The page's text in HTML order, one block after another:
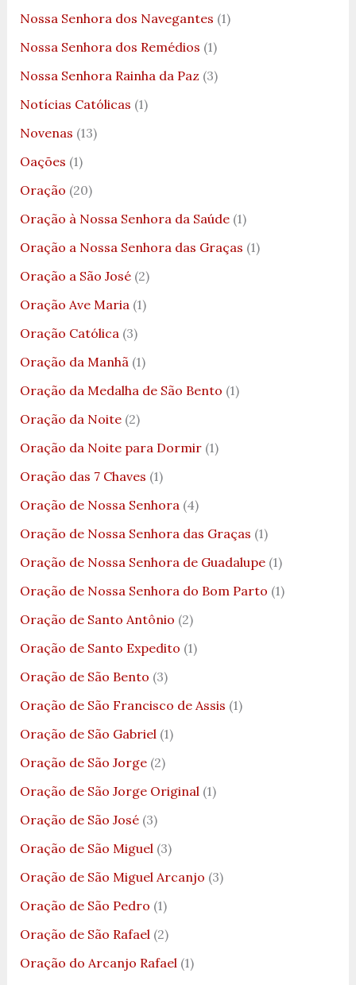
Nossa Senhora dos Navegantes (1)
Nossa Senhora dos Remédios (1)
Nossa Senhora Rainha da Paz (3)
Notícias Católicas (1)
Novenas (13)
Oações (1)
Oração (20)
Oração à Nossa Senhora da Saúde(1)
Oração a Nossa Senhora das Graças (1)
Oração a São José(2)
Oração Ave Maria(1)
Oração Católica(3)
Oração da Manhã(1)
Oração da Medalha de São Bento (1)
Oração da Noite(2)
Oração da Noite para Dormir(1)
Oração das 7 Chaves (1)
Oração de Nossa Senhora(4)
Oração de Nossa Senhora das Graças (1)
Oração de Nossa Senhora de Guadalupe(1)
Oração de Nossa Senhora do Bom Parto (1)
Oração de Santo Antônio (2)
Oração de Santo Expedito (1)
Oração de São Bento (3)
Oração de São Francisco de Assis (1)
Oração de São Gabriel(1)
Oração de São Jorge(2)
Oração de São Jorge Original(1)
Oração de São José(3)
Oração de São Miguel(3)
Oração de São Miguel Arcanjo (3)
Oração de São Pedro (1)
Oração de São Rafael(2)
Oração do Arcanjo Rafael(1)